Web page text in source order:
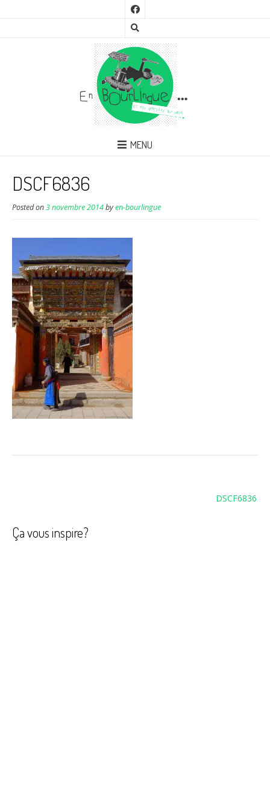
MENU
DSCF6836
Posted on3 novembre 2014byen-bourlingue
DSCF6836
Ça vous inspire?